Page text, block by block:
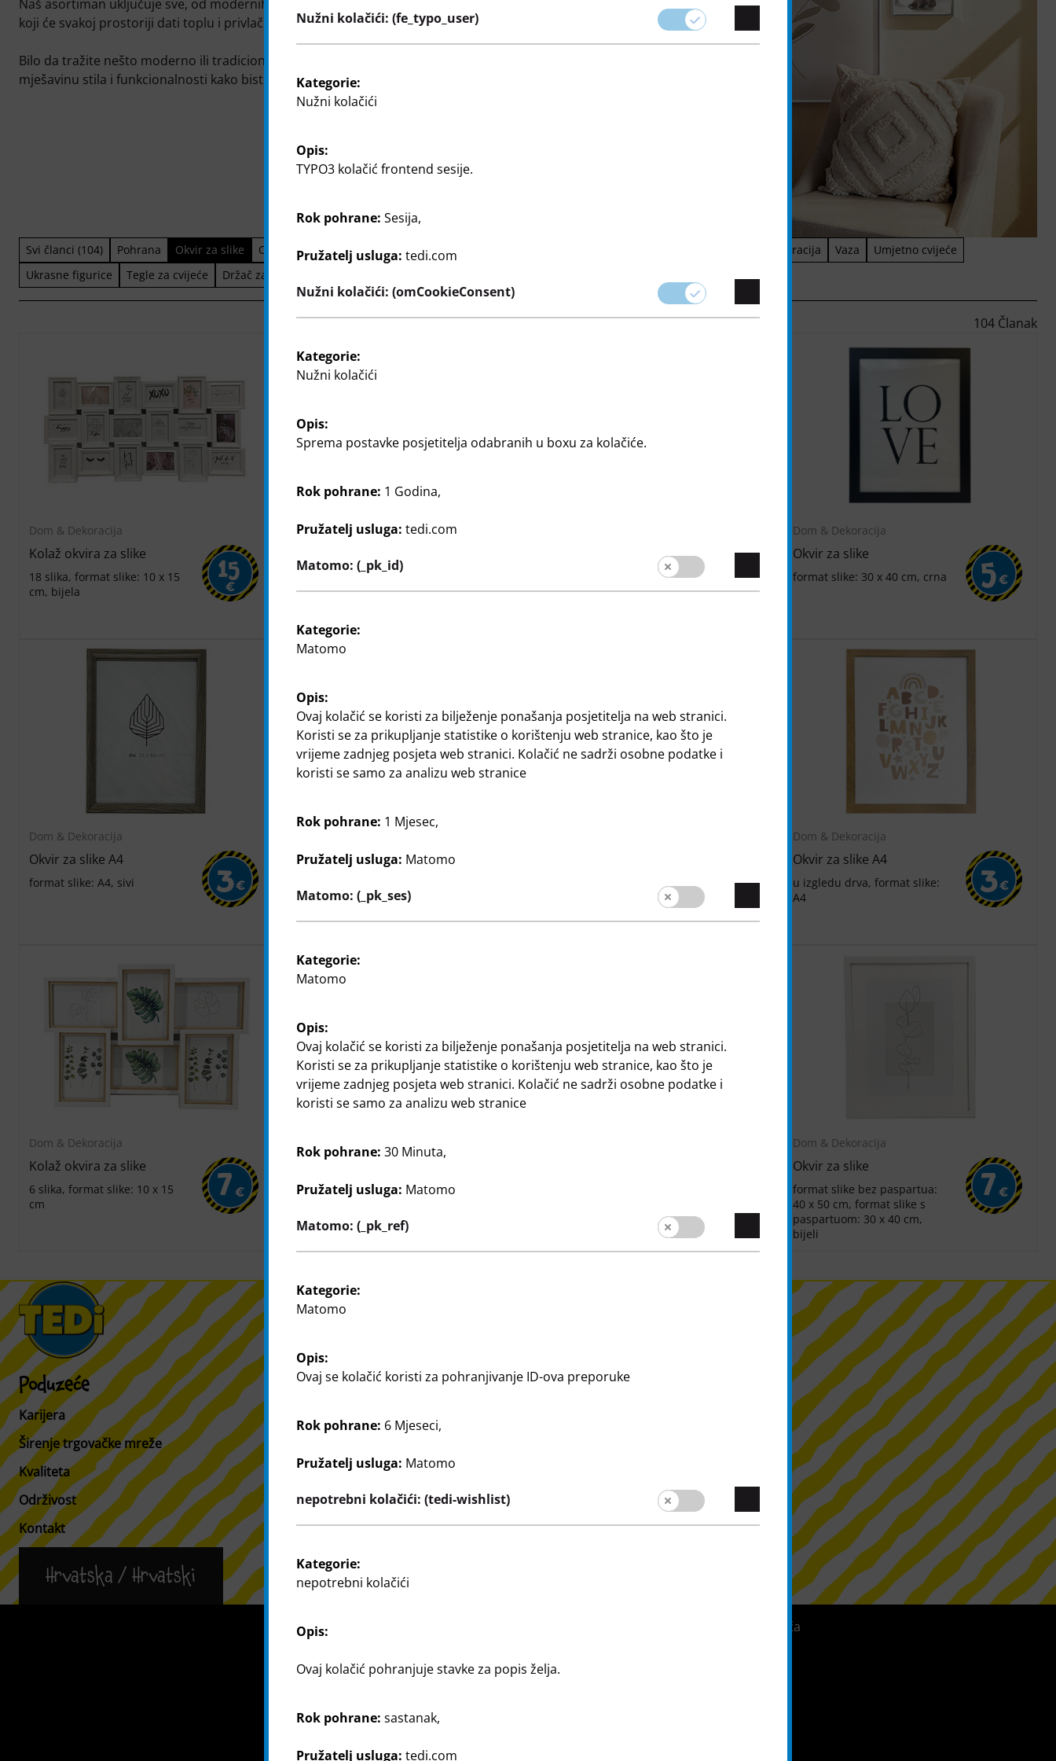
Naš asortiman uključuje sve, od modernih dodataka za dom do sezonskih ukrasa
koji će svakoj prostoriji dati toplu i privlačnu atmosferu.
Bilo da tražite nešto moderno ili tradicionalno, naši proizvodi nude savršenu
mješavinu stila i funkcionalnosti kako biste svoj dom prilagodili svojim željama.
Svi članci (104) Pohrana Okvir za slike Osvježivač zraka Kućni tekstil Svijeće Stolna dekoracija Vaza
Umjetno cvijeće
Ukrasne figurice
Tegle za cvijeće Držač za svijeće
104 Članak
Dom & Dekoracija
Kolaž okvira za slike
18 slika, format slike: 10 x 15
cm, bijela
15
€
Dom & Dekoracija
format slike bez paspartua:
A4, format slike sa
format slike bez paspartua:
40 x 50 cm, format slike s
7 €
Dom & Dekoracija
Okvir za slike
format slike: 30 x 40 cm, crna 5 €
Dom & Dekoracija
Okvir za slike A4
format slike: A4, sivi 3 €
Okvir za slike A4
format slike bez paspartua:
50 x 70 cm, format slike s
paspartuom: 40 x 50 cm,
Dom & Dekoracija
Okvir za slike A4
u izgledu drva, format slike:
A4
3 €
Dom & Dekoracija
Kolaž okvira za slike
6 slika, format slike: 10 x 15
cm
7 €
Dom & Dekoracija
format slike bez paspartua:
paspartuom: 40 x 50 cm,
bijeli
Dom & Dekoracija
Okvir za slike
format slike bez paspartua:
40 x 50 cm, format slike s
paspartuom: 30 x 40 cm,
bijeli
7 €
Poduzeće
Karijera
Širenje trgovačke mreže
Kvaliteta
Održivost
Kontakt
Kupac
Hrvatska / Hrvatski
Kontakt Sustav zviždača
Nužni kolačići: (fe_typo_user)
Kategorie:
Nužni kolačići
Opis:
TYPO3 kolačić frontend sesije.
Rok pohrane: Sesija,
Pružatelj usluga: tedi.com
Nužni kolačići: (omCookieConsent)
Kategorie:
Nužni kolačići
Opis:
Sprema postavke posjetitelja odabranih u boxu za kolačiće.
Rok pohrane: 1 Godina,
Pružatelj usluga: tedi.com
Matomo: (_pk_id)
Kategorie:
Matomo
Opis:
Ovaj kolačić se koristi za bilježenje ponašanja posjetitelja na web stranici.
Koristi se za prikupljanje statistike o korištenju web stranice, kao što je
vrijeme zadnjeg posjeta web stranici. Kolačić ne sadrži osobne podatke i
koristi se samo za analizu web stranice
Rok pohrane: 1 Mjesec,
Pružatelj usluga: Matomo
Matomo: (_pk_ses)
Kategorie:
Matomo
Opis:
Ovaj kolačić se koristi za bilježenje ponašanja posjetitelja na web stranici.
Koristi se za prikupljanje statistike o korištenju web stranice, kao što je
vrijeme zadnjeg posjeta web stranici. Kolačić ne sadrži osobne podatke i
koristi se samo za analizu web stranice
Rok pohrane: 30 Minuta,
Pružatelj usluga: Matomo
Matomo: (_pk_ref)
Kategorie:
Matomo
Opis:
Ovaj se kolačić koristi za pohranjivanje ID-ova preporuke
Rok pohrane: 6 Mjeseci,
Pružatelj usluga: Matomo
nepotrebni kolačići: (tedi-wishlist)
Kategorie:
nepotrebni kolačići
Opis:
Ovaj kolačić pohranjuje stavke za popis želja.
Rok pohrane: sastanak,
Pružatelj usluga: tedi.com